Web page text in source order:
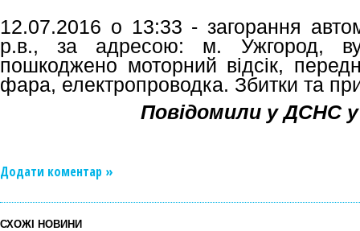
12.07.2016 о 13:33 - загорання
р.в., за адресою: м. Ужгород,
пошкоджено моторний відсік,
фара, електропроводка. Збитки та
Повідомили у ДСНС у
Додати коментар »
СХОЖІ НОВИНИ